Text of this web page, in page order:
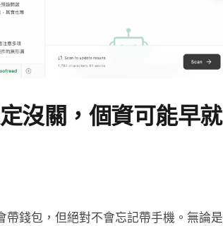
沒關，個資可能早就
錢包，但絕對不會忘記帶手機。無論是